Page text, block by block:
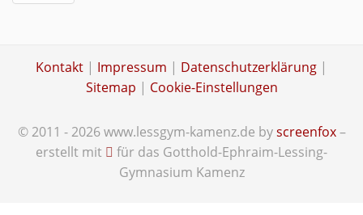
Kontakt | Impressum | Datenschutzerklärung |
Sitemap | Cookie-Einstellungen
© 2011 - 2026 www.lessgym-kamenz.de byscreenfox–
erstellt mit
für das Gotthold-Ephraim-Lessing-
Gymnasium Kamenz